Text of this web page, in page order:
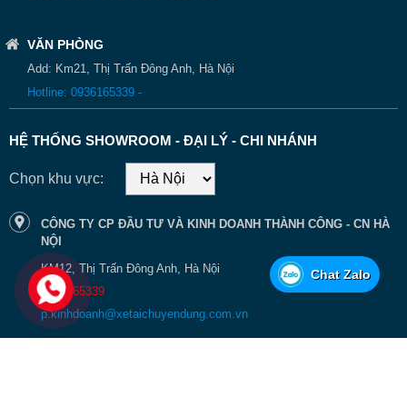
Liên quan đến đổi mới công nghiệp, các khoản đầu tư vào tập
đoàn Fassi đã được tập trung dọc theo ba dây chuyền chính:
đổi mới công nghệ của dây chuyền sản xuất, mở rộng các
đơn vị sản xuất và đổi mới lôgic quy trình để cung cấp các
cần cẩu được chế tạo theo yêu cầu.
Sự đổi mới sản phẩm, được truyền cảm hứng từ sự tích hợp
toàn bộ thiết bị điện tử trong cần trục, đã dẫn đến sự cải thiện
rõ rệt về hiệu suất trong toàn bộ các dòng sản phẩm hiện có.
Chat Zalo
VĂN PHÒNG
Add: Km21, Thị Trấn Đông Anh, Hà Nội
Hotline: 0936165339 -
HỆ THỐNG SHOWROOM - ĐẠI LÝ - CHI NHÁNH
Chọn khu vực:
CÔNG TY CP ĐẦU TƯ VÀ KINH DOANH THÀNH CÔNG - CN HÀ
NỘI
KM12, Thị Trấn Đông Anh, Hà Nội
0936165339
p.kinhdoanh@xetaichuyendung.com.vn